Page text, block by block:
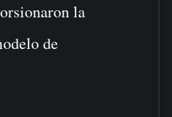
la
de